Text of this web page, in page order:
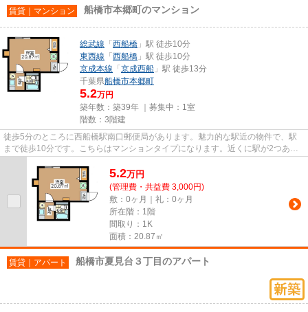
賃貸｜マンション 船橋市本郷町のマンション
総武線 「 西船橋 」駅 徒歩10分
東西線 「 西船橋 」駅 徒歩10分
京成本線 「 京成西船 」駅 徒歩13分
千葉県船橋市本郷町
5.2万円
築年数：築39年 ｜募集中： 1室
階数：3階建
徒歩5分のところに西船橋駅南口郵便局があります。魅力的な駅近の物件で、駅
まで徒歩10分です。こちらはマンションタイプになります。近くに駅が2つある
5.2万円
(管理費・共益費 3,000円)
敷：0ヶ月｜礼：0ヶ月
所在階：1階
間取り：1K
面積：20.87㎡
賃貸｜アパート 船橋市夏見台３丁目のアパート